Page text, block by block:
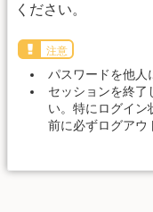
ください。
注意
パスワードを他人
セッションを終了
い。特にログイン
前に必ずログアウ